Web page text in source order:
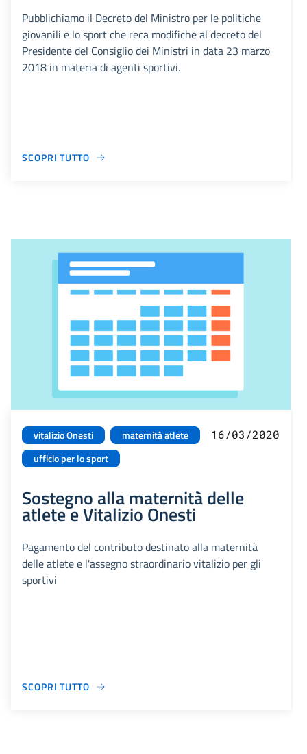
Pubblichiamo il Decreto del Ministro per le politiche
giovanili e lo sport che reca modifiche al decreto del
Presidente del Consiglio dei Ministri in data 23 marzo
2018 in materia di agenti sportivi.
SCOPRI TUTTO
vitalizio Onesti
maternità atlete
ufficio per lo sport
16/03/2020
Sostegno alla maternità delle
atlete e Vitalizio Onesti
Pagamento del contributo destinato alla maternità
delle atlete e l'assegno straordinario vitalizio per gli
sportivi
SCOPRI TUTTO